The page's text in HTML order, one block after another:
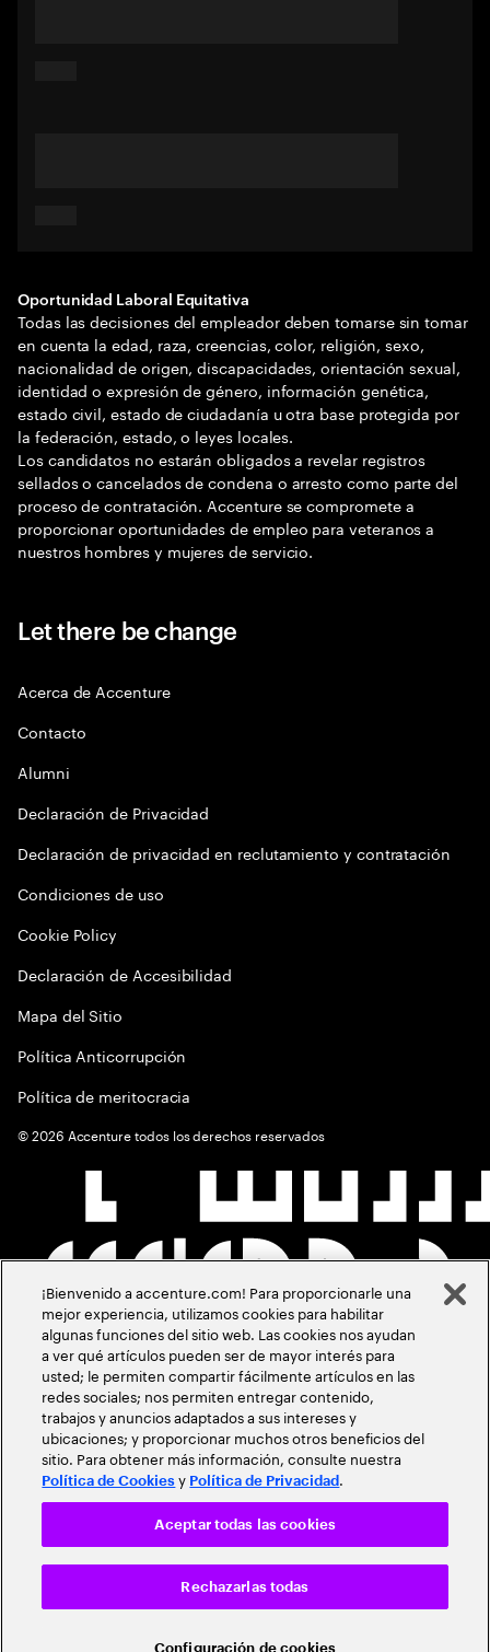
Oportunidad Laboral Equitativa
Todas las decisiones del empleador deben tomarse sin tomar
en cuenta la edad, raza, creencias, color, religión, sexo,
nacionalidad de origen, discapacidades, orientación sexual,
identidad o expresión de género, información genética,
estado civil, estado de ciudadanía u otra base protegida por
la federación, estado, o leyes locales.
Los candidatos no estarán obligados a revelar registros
sellados o cancelados de condena o arresto como parte del
proceso de contratación. Accenture se compromete a
proporcionar oportunidades de empleo para veteranos a
nuestros hombres y mujeres de servicio.
Let there be change
Acerca de Accenture
Contacto
Alumni
Declaración de Privacidad
Declaración de privacidad en reclutamiento y contratación
Condiciones de uso
Cookie Policy
Declaración de Accesibilidad
Mapa del Sitio
Política Anticorrupción
Política de meritocracia
©2026 Accenture todos los derechos reservados
¡Bienvenido a accenture.com! Para proporcionarle una
mejor experiencia, utilizamos cookies para habilitar
algunas funciones del sitio web. Las cookies nos ayudan
a ver qué artículos pueden ser de mayor interés para
usted; le permiten compartir fácilmente artículos en las
redes sociales; nos permiten entregar contenido,
trabajos y anuncios adaptados a sus intereses y
ubicaciones; y proporcionar muchos otros beneficios del
sitio. Para obtener más información, consulte nuestra
Política de Cookies y Política de Privacidad .
Configuración de cookies
Rechazarlas todas
Aceptar todas las cookies